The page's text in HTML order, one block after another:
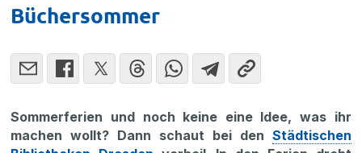
Büchersommer
Sommerferien und noch keine eine Idee, was ihr
machen wollt? Dann schaut bei den Städtischen